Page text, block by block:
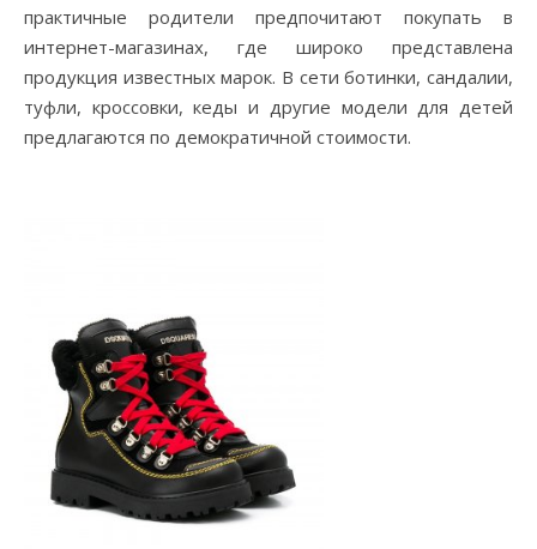
практичные родители предпочитают покупать в
интернет-магазинах, где широко представлена
продукция известных марок. В сети ботинки, сандалии,
туфли, кроссовки, кеды и другие модели для детей
предлагаются по демократичной стоимости.